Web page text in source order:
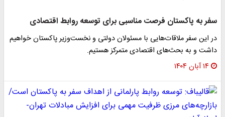
سفر به پاکستان فرصت مناسبی برای توسعه روابط اقتصادی
در این سفر ملاقات‌هایی با مسئولان دولتی و نخست‌وزیر پاکستان خواهیم
داشت و به بحث‌های اقتصادی متمرکز هستیم.
۱۴ آبان ۱۴۰۴